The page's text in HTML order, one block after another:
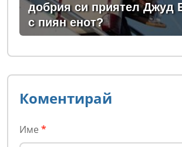
добрия си приятел Джуд
с пиян енот?
Коментирай
Име *